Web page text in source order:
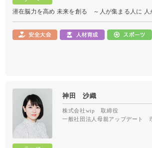
潜在脳力を高め 未来を創る ～人が集まる人に 人
神田 沙織
株式会社wip 取締役
一般社団法人母親アップデート